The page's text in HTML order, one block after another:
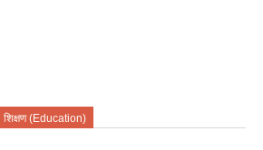
शिक्षण (Education)